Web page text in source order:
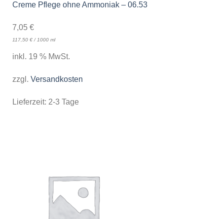
Creme Pflege ohne Ammoniak – 06.53
7,05 €
117,50 €/ 1000 ml
inkl. 19 % MwSt.
zzgl. Versandkosten
Lieferzeit: 2-3 Tage